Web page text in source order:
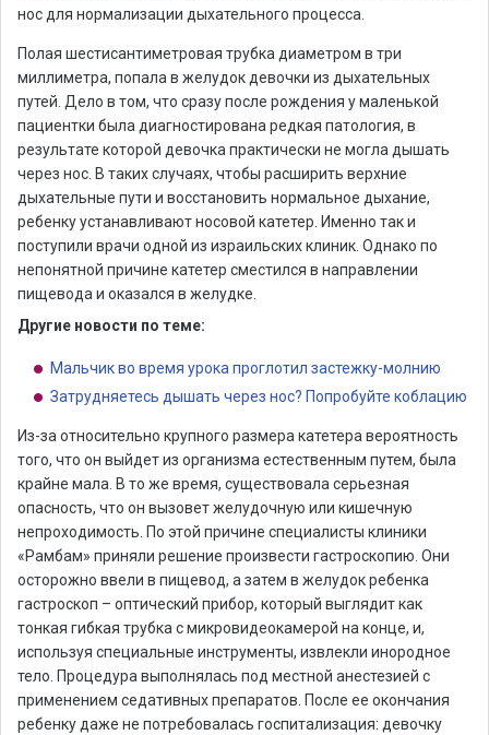
нос для нормализации дыхательного процесса.
Полая шестисантиметровая трубка диаметром в три
миллиметра, попала в желудок девочки из дыхательных
путей. Дело в том, что сразу после рождения у маленькой
пациентки была диагностирована редкая патология, в
результате которой девочка практически не могла дышать
через нос. В таких случаях, чтобы расширить верхние
дыхательные пути и восстановить нормальное дыхание,
ребенку устанавливают носовой катетер. Именно так и
поступили врачи одной из израильских клиник. Однако по
непонятной причине катетер сместился в направлении
пищевода и оказался в желудке.
Другие новости по теме:
Мальчик во время урока проглотил застежку-молнию
Затрудняетесь дышать через нос? Попробуйте коблацию
Из-за относительно крупного размера катетера вероятность
того, что он выйдет из организма естественным путем, была
крайне мала. В то же время, существовала серьезная
опасность, что он вызовет желудочную или кишечную
непроходимость. По этой причине специалисты клиники
«Рамбам» приняли решение произвести гастроскопию. Они
осторожно ввели в пищевод, а затем в желудок ребенка
гастроскоп – оптический прибор, который выглядит как
тонкая гибкая трубка с микровидеокамерой на конце, и,
используя специальные инструменты, извлекли инородное
тело. Процедура выполнялась под местной анестезией с
применением седативных препаратов. После ее окончания
ребенку даже не потребовалась госпитализация: девочку